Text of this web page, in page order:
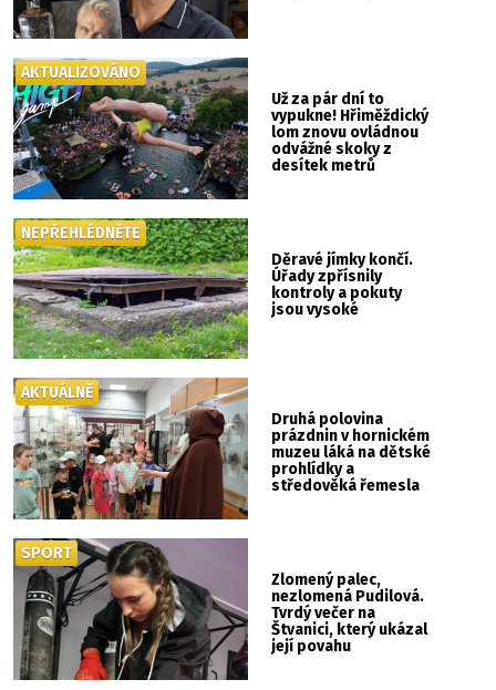
Už za pár dní to
vypukne! Hřiměždický
lom znovu ovládnou
odvážné skoky z
desítek metrů
AKTUALIZOVÁNO
Děravé jímky končí.
Úřady zpřísnily
kontroly a pokuty
jsou vysoké
NEPŘEHLÉDNĚTE
Druhá polovina
prázdnin v hornickém
muzeu láká na dětské
prohlídky a
středověká řemesla
AKTUÁLNĚ
Zlomený palec,
nezlomená Pudilová.
Tvrdý večer na
Štvanici, který ukázal
její povahu
SPORT